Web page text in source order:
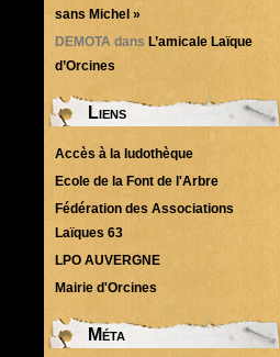
sans Michel »
DEMOTA dans L’amicale Laïque
d’Orcines
Liens
Accès à la ludothèque
Ecole de la Font de l'Arbre
Fédération des Associations
Laïques 63
LPO AUVERGNE
Mairie d'Orcines
Méta